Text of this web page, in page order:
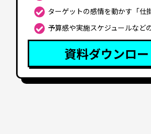
ターゲットの感情を動かす「仕
予算感や実施スケジュールなど
資料ダウンロ